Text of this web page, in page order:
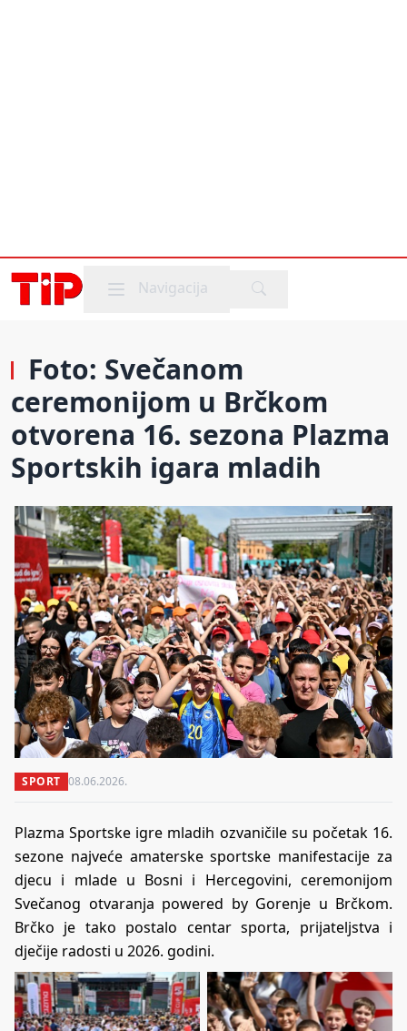
Mobile menu
Navigacija
Foto: Svečanom
ceremonijom u Brčkom
otvorena 16. sezona Plazma
Sportskih igara mladih
SPORT 08.06.2026.
Plazma Sportske igre mladih ozvaničile su početak 16.
sezone najveće amaterske sportske manifestacije za
djecu i mlade u Bosni i Hercegovini, ceremonijom
Svečanog otvaranja powered by Gorenje u Brčkom.
Brčko je tako postalo centar sporta, prijateljstva i
dječije radosti u 2026. godini.